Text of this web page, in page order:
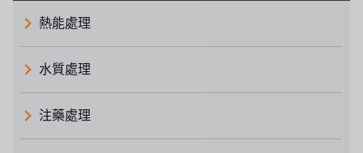
熱能處理
水質處理
注藥處理